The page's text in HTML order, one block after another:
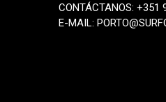
CONTÁCTANOS: +351
E-MAIL: